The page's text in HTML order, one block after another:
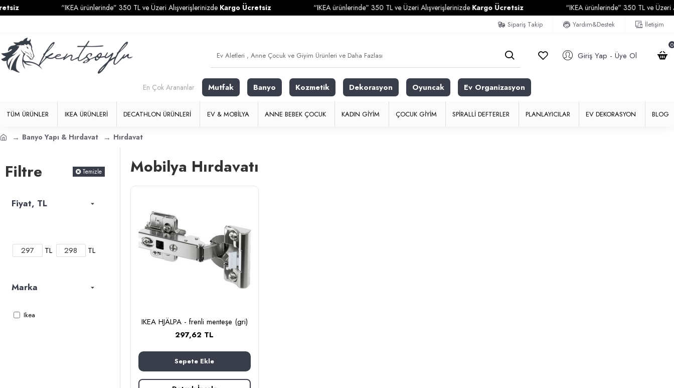
“IKEA ürünlerinde” 350 TL ve Üzeri AlışverişlerinizdeKargo Ücretsiz “IKEA ürünlerinde” 350 TL ve Üzeri AlışverişlerinizdeKargo Ücretsiz “IKEA ürünlerinde” 350 TL ve Üzeri
Sipariş Takip Yardım&Destek İletişim
Giriş Yap - Üye Ol
0
En Çok Arananlar Mutfak Banyo Kozmetik Dekorasyon Oyuncak Ev Organizasyon
TÜM ÜRÜNLER IKEA ÜRÜNLERI DECATHLON ÜRÜNLERI EV & MOBILYA ANNE BEBEK ÇOCUK KADIN GIYIM ÇOCUK GIYIM SPIRALLI DEFTERLER PLANLAYICILAR EV DEKORASYON BLOG
Banyo Yapı & Hırdavat Hırdavat
Filtre Temizle
Fiyat, TL
TL TL
Marka
Ikea
Mobilya Hırdavatı
IKEA HJÄLPA - frenli menteşe (gri)
297,62 TL
Sepete Ekle